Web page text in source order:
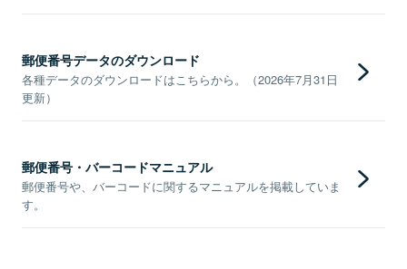
郵便番号データのダウンロード
各種データのダウンロードはこちらから。（2026年7月31日
更新）
郵便番号・バーコードマニュアル
郵便番号や、バーコードに関するマニュアルを掲載していま
す。